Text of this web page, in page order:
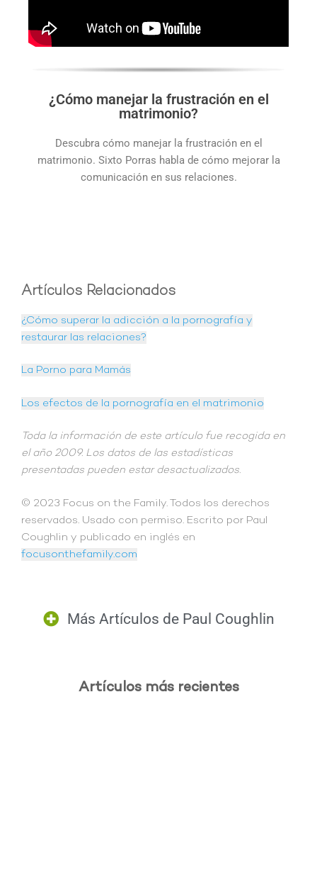
¿Cómo manejar la frustración en el
matrimonio?
Descubra cómo manejar la frustración en el
matrimonio. Sixto Porras habla de cómo mejorar la
comunicación en sus relaciones.
Artículos Relacionados
¿Cómo superar la adicción a la pornografía y
restaurar las relaciones?
La Porno para Mamás
Los efectos de la pornografía en el matrimonio
Toda la información de este artículo fue recogida en
el año 2009. Los datos de las estadísticas
presentadas pueden estar desactualizados.
​© 2023 Focus on the Family. Todos los derechos
reservados. Usado con permiso. Escrito por Paul
Coughlin y publicado en inglés en
focusonthefamily.com
Más Artículos de Paul Coughlin
Artículos más recientes